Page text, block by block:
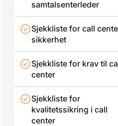
samtalsenterleder
Sjekkliste for call
sikkerhet
Sjekkliste for krav til
center
Sjekkliste for
kvalitetssikring i call
center